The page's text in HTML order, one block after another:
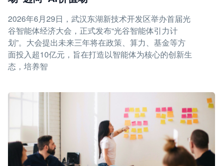
2026年6月29日，武汉东湖新技术开发区举办首届光
谷智能体经济大会，正式发布“光谷智能体引力计
划”。大会提出未来三年将在政策、算力、基金等方
面投入超10亿元，旨在打造以智能体为核心的创新生
态，培养智